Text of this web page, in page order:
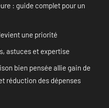
: guide complet pour un
une priorité
astuces et expertise
bien pensée allie gain de
réduction des dépenses